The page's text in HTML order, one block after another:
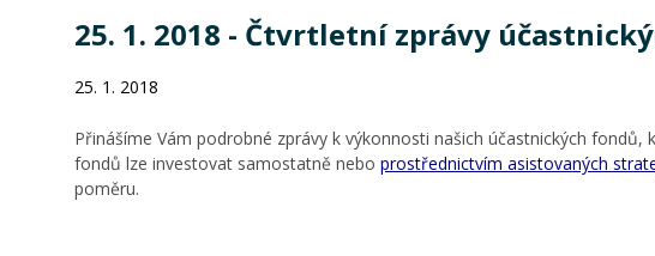
25. 1. 2018 - Čtvrtletní zprávy
25. 1. 2018
Přinášíme Vám podrobné zprávy k výkonnosti našich účastnických
fondů lze investovat samostatně nebo prostřednictvím asistovaných
poměru.